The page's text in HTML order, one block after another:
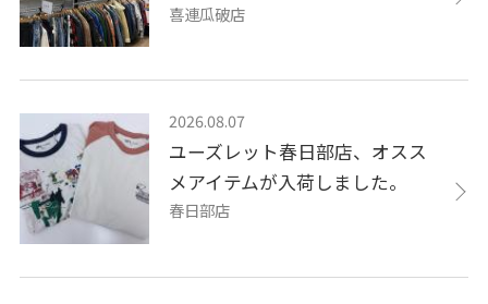
喜連瓜破店
2026.08.07
ユーズレット春日部店、オスス
メアイテムが入荷しました。
春日部店